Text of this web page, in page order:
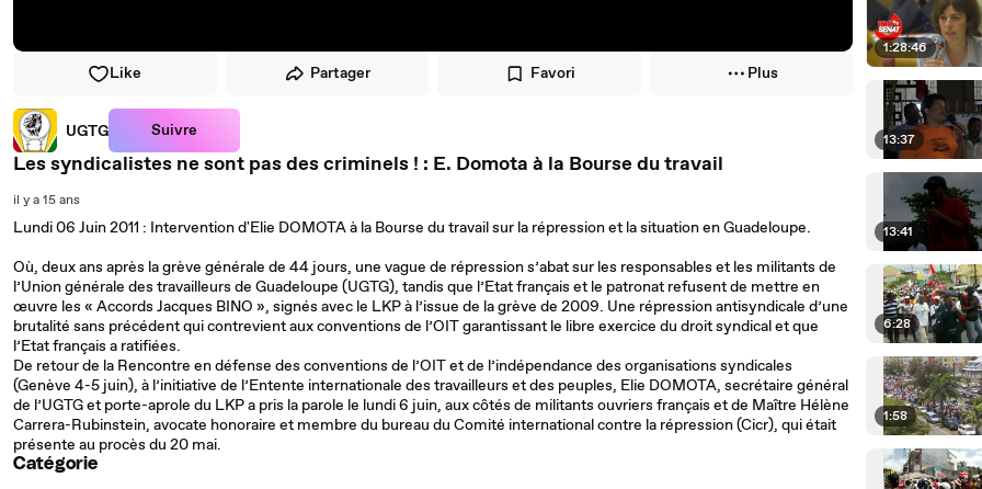
Like Partager Favori Plus
UGTG Suivre
Les syndicalistes ne sont pas des criminels ! : E. Domota à la Bourse du travail
il y a 15 ans
Lundi 06 Juin 2011 : Intervention d'Elie DOMOTA à la Bourse du travail sur la répression et la situation en Guadeloupe.
Où, deux ans après la grève générale de 44 jours, une vague de répression s’abat sur les responsables et les militants de
l’Union générale des travailleurs de Guadeloupe (UGTG), tandis que l’Etat français et le patronat refusent de mettre en
œuvre les « Accords Jacques BINO », signés avec le LKP à l’issue de la grève de 2009. Une répression antisyndicale d’une
brutalité sans précédent qui contrevient aux conventions de l’OIT garantissant le libre exercice du droit syndical et que
l’Etat français a ratifiées.
De retour de la Rencontre en défense des conventions de l’OIT et de l’indépendance des organisations syndicales
(Genève 4-5 juin), à l’initiative de l’Entente internationale des travailleurs et des peuples, Elie DOMOTA, secrétaire général
de l’UGTG et porte-aprole du LKP a pris la parole le lundi 6 juin, aux côtés de militants ouvriers français et de Maître Hélène
Carrera-Rubinstein, avocate honoraire et membre du bureau du Comité international contre la répression (Cicr), qui était
présente au procès du 20 mai.
Catégorie
1:28:46
13:37
13:41
6:28
1:58